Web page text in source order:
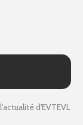
d'EVTEVL